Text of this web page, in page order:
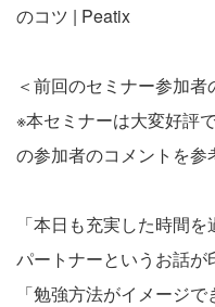
のコツ | Peatix
＜前回のセミナー参加者
※本セミナーは大変好評
の参加者のコメントを参
「本日も充実した時間
パートナーというお話が
「勉強方法がイメージ